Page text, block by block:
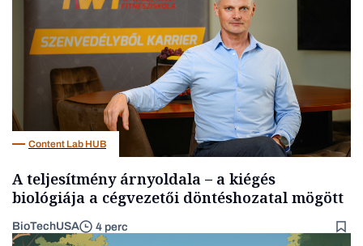
Content Lab HUB
A teljesítmény árnyoldala – a kiégés
biológiája a cégvezetői döntéshozatal mögött
BioTechUSA 4 perc